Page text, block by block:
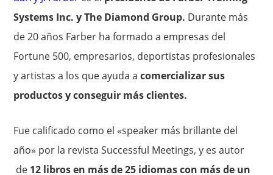
Systems Inc. y The Diamond Group. Durante más
de 20 años Farber ha formado a empresas del
Fortune 500, empresarios, deportistas profesionales
y artistas a los que ayuda acomercializar sus
productos y conseguir más clientes.
Fue calificado como el «speaker más brillante del
año» por la revista Successful Meetings, y es autor
de 12 libros en más de 25 idiomas con más de un